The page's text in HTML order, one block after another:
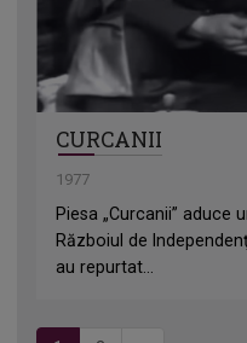
CURCANII
1977
Piesa „Curcanii”
Războiul de
au repurtat...